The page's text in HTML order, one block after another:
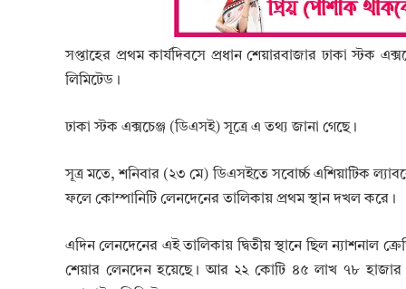
সপ্তাহের প্রথম কার্যদিবসে প্রধান শেয়ারবাজার ঢাকা স্টক
লিমিটেড।
ঢাকা স্টক এক্সচেঞ্জ (ডিএসই) সূত্রে এ তথ্য জানা গেছে।
সূত্র মতে, শনিবার (২৩ মে) ডিএসইতে সবোর্চ্চ এশিয়াটিক
ফলে কোম্পানিটি লেনদেনের তালিকায় প্রথম স্থান দখল করে।
এদিন লেনদেনের এই তালিকায় দ্বিতীয় স্থানে ছিল ন্যাশনাল
শেয়ার লেনদেন হয়েছে। আর ২২ কোটি ৪৫ লাখ ৭৮ হাজার